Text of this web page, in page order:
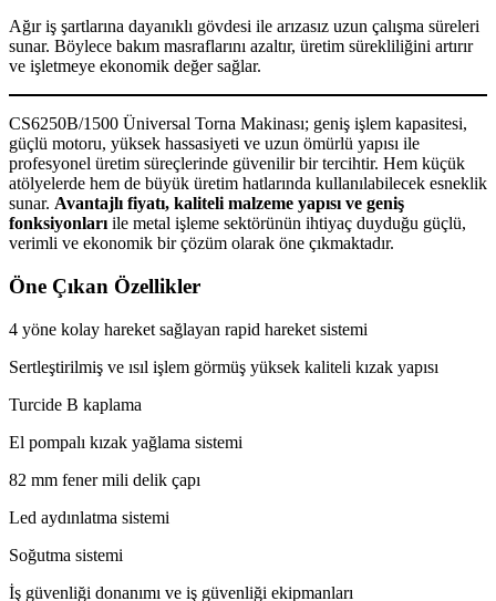
Ağır iş şartlarına dayanıklı gövdesi ile arızasız uzun çalışma süreleri
sunar. Böylece bakım masraflarını azaltır, üretim sürekliliğini artırır
ve işletmeye ekonomik değer sağlar.
CS6250B/1500 Üniversal Torna Makinası; geniş işlem kapasitesi,
güçlü motoru, yüksek hassasiyeti ve uzun ömürlü yapısı ile
profesyonel üretim süreçlerinde güvenilir bir tercihtir. Hem küçük
atölyelerde hem de büyük üretim hatlarında kullanılabilecek esneklik
sunar. Avantajlı fiyatı, kaliteli malzeme yapısı ve geniş
fonksiyonları ile metal işleme sektörünün ihtiyaç duyduğu güçlü,
verimli ve ekonomik bir çözüm olarak öne çıkmaktadır.
Öne Çıkan Özellikler
4 yöne kolay hareket sağlayan rapid hareket sistemi
Sertleştirilmiş ve ısıl işlem görmüş yüksek kaliteli kızak yapısı
Turcide B kaplama
El pompalı kızak yağlama sistemi
82 mm fener mili delik çapı
Led aydınlatma sistemi
Soğutma sistemi
İş güvenliği donanımı ve iş güvenliği ekipmanları